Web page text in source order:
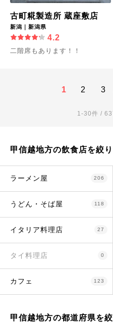
古町糀製造所 蔵座敷店
新潟｜新潟県
4.2
二階席もあります！！
1 2 3
1-30件 /
甲信越地方の飲食店を絞
ラーメン屋 206
うどん・そば屋 118
イタリア料理店 27
タイ料理店 0
カフェ 123
甲信越地方の都道府県を